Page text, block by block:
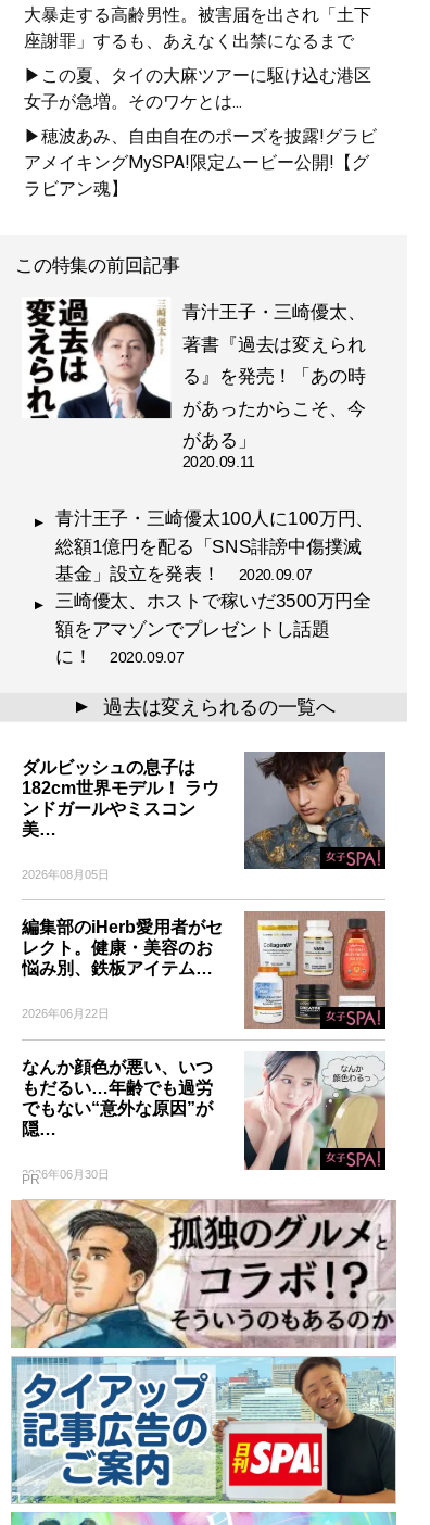
大暴走する高齢男性。被害届を出され「土下
座謝罪」するも、あえなく出禁になるまで
▶この夏、タイの大麻ツアーに駆け込む港区
女子が急増。そのワケとは...
▶穂波あみ、自由自在のポーズを披露!グラビ
アメイキングMySPA!限定ムービー公開!【グ
ラビアン魂】
この特集の前回記事
青汁王子・三崎優太、
著書『過去は変えられ
る』を発売！「あの時
があったからこそ、今
がある」
2020.09.11
青汁王子・三崎優太100人に100万円、
総額1億円を配る「SNS誹謗中傷撲滅
基金」設立を発表！ 2020.09.07
三崎優太、ホストで稼いだ3500万円全
額をアマゾンでプレゼントし話題
に！
2020.09.07
▲ 過去は変えられるの一覧へ
ダルビッシュの息子は
182cm世界モデル！ ラウ
ンドガールやミスコン
美…
2026年08月05日
編集部のiHerb愛用者がセ
レクト。健康・美容のお
悩み別、鉄板アイテム…
2026年06月22日
なんか顔色が悪い、いつ
もだるい…年齢でも過労
でもない“意外な原因”が
隠…
2026年06月30日
PR